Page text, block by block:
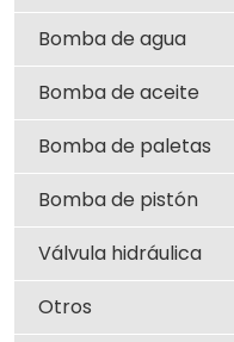
Bomba de agua
Bomba de aceite
Bomba de paletas
Bomba de pistón
Válvula hidráulica
Otros